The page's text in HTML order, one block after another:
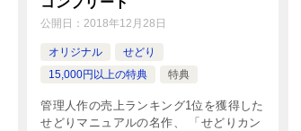
公開日：2018年12月28日
オリジナル
せどり
15,000円以上の特典
特典
管理人作の売上ランキング1位を獲得した
せどりマニュアルの名作、 「せどりカン